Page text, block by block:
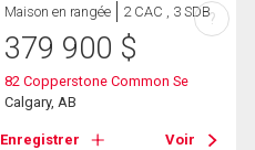
Maison en rangée 2 CAC , 3 SDB
379 900 $
82 Copperstone Common Se
Calgary, AB
Enregistrer Voir
?